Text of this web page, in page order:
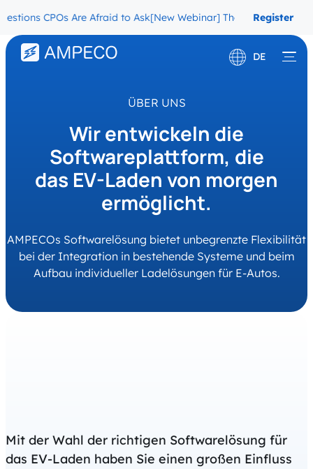
Are Afraid to Ask[New Webinar] The Migration Questions
Register
Now
DE
ÜBER UNS
Wir entwickeln die
Softwareplattform, die
das EV-Laden von morgen
ermöglicht.
AMPECOs Softwarelösung bietet unbegrenzte Flexibilität
bei der Integration in bestehende Systeme und beim
Aufbau individueller Ladelösungen für E-Autos.
Mit der Wahl der richtigen Softwarelösung für
das EV-Laden haben Sie einen großen Einfluss